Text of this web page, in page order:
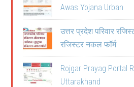
Awas Yojana Urban
उत्तर प्रदेश परिवार
रजिस्टर नकल फॉर्म
Rojgar Prayag Portal
Uttarakhand